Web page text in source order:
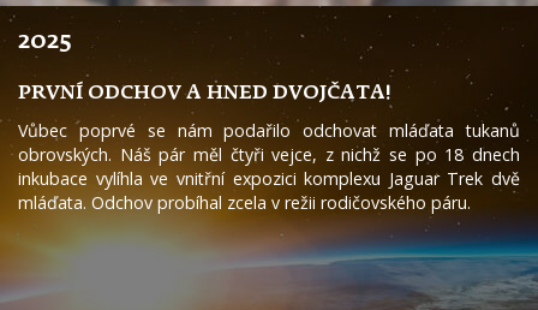
2025
PRVNÍ ODCHOV A HNED DVOJČATA!
Vůbec poprvé se nám podařilo odchovat mláďata tukanů
obrovských. Náš pár měl čtyři vejce, z nichž se po 18 dnech
inkubace vylíhla ve vnitřní expozici komplexu Jaguar Trek dvě
mláďata. Odchov probíhal zcela v režii rodičovského páru.